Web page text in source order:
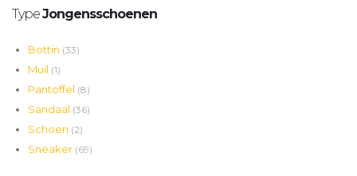
TypeJongensschoenen
Bottin (33)
Muil (1)
Pantoffel (8)
Sandaal (36)
Schoen (2)
Sneaker (69)